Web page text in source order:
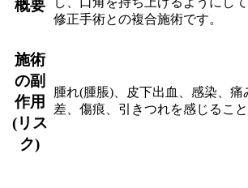
概要
修正手術との複合施術です。
施術
の副
作用
(リス
ク)
腫れ(腫脹)、皮下出血、感染、痛
差、傷痕、引きつれを感じること